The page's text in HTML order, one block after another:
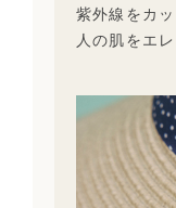
紫外線をカ
人の肌をエ